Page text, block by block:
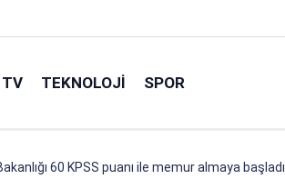
TV TEKNOLOJI SPOR
60 KPSS puanı ile memur almaya başladı